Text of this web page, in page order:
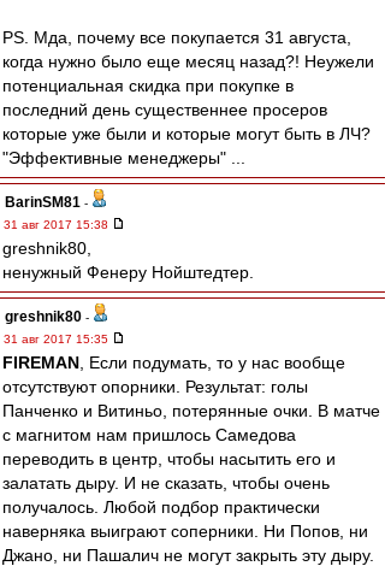
PS. Мда, почему все покупается 31 августа,
когда нужно было еще месяц назад?! Неужели
потенциальная скидка при покупке в
последний день существеннее просеров
которые уже были и которые могут быть в ЛЧ?
"Эффективные менеджеры" ...
BarinSM81 -
31 авг 2017 15:38
greshnik80,
ненужный Фенеру Нойштедтер.
greshnik80 -
31 авг 2017 15:35
FIREMAN , Если подумать, то у нас вообще
отсутствуют опорники. Результат: голы
Панченко и Витиньо, потерянные очки. В матче
с магнитом нам пришлось Самедова
переводить в центр, чтобы насытить его и
залатать дыру. И не сказать, чтобы очень
получалось. Любой подбор практически
наверняка выиграют соперники. Ни Попов, ни
Джано, ни Пашалич не могут закрыть эту дыру.